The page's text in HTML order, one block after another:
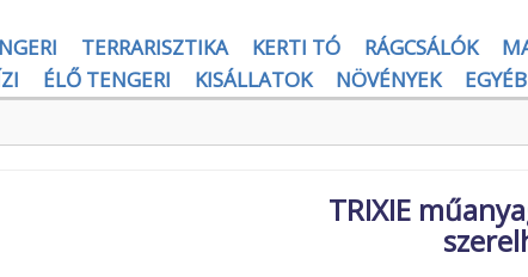
TERRARISZTIKA KERTI TÓ RÁGCSÁLÓK
ÉLŐ TENGERI KISÁLLATOK NÖVÉNYEK EGYÉB
TRIXIE